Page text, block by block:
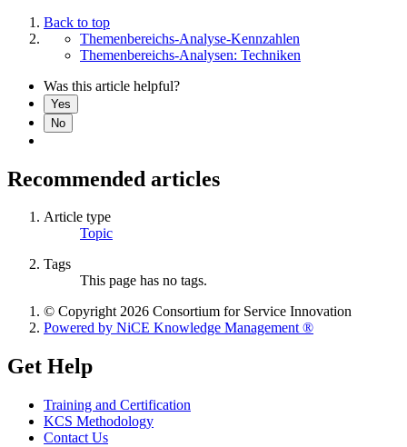
Back to top
Themenbereichs-Analyse-Kennzahlen
Themenbereichs-Analysen: Techniken
Was this article helpful?
Yes
No
Recommended articles
Article type
Topic
Tags
This page has no tags.
© Copyright 2026 Consortium for Service Innovation
Powered by NiCE Knowledge Management®
Get Help
Training and Certification
KCS Methodology
Contact Us